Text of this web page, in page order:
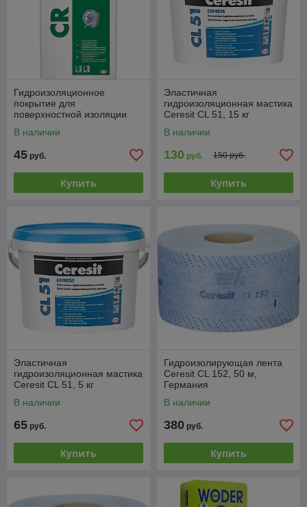
Гидроизоляционное
покрытие для
поверхностной изоляции
Ceresit CR 65, 25 кг
В наличии
45 руб.
Купить
Эластичная
гидроизоляционная мастика
Ceresit CL 51, 15 кг
В наличии
130 руб. 150 руб.
Купить
Эластичная
гидроизоляционная мастика
Ceresit CL 51, 5 кг
В наличии
65 руб.
Купить
Гидроизолирующая лента
Ceresit CL 152, 50 м,
Германия
В наличии
380 руб.
Купить